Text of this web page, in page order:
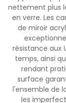
nettement plus
en verre. Les
de miroir
résistance aux
temps, ainsi
rendant
surface
l'ensemble de
les